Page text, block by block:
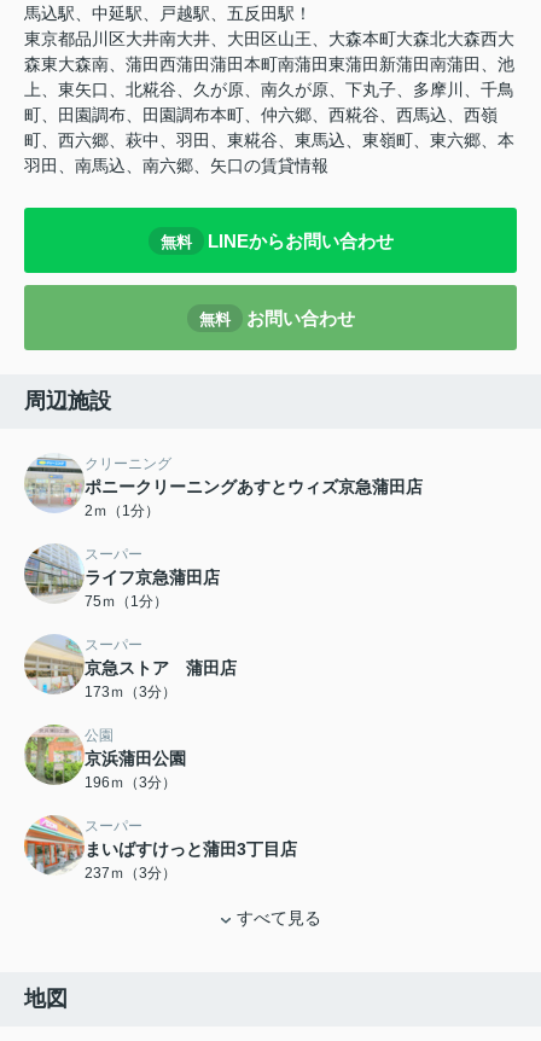
馬込駅、中延駅、戸越駅、五反田駅！
東京都品川区大井南大井、大田区山王、大森本町大森北大森西大
森東大森南、蒲田西蒲田蒲田本町南蒲田東蒲田新蒲田南蒲田、池
上、東矢口、北糀谷、久が原、南久が原、下丸子、多摩川、千鳥
町、田園調布、田園調布本町、仲六郷、西糀谷、西馬込、西嶺
町、西六郷、萩中、羽田、東糀谷、東馬込、東嶺町、東六郷、本
羽田、南馬込、南六郷、矢口の賃貸情報
無料 LINEからお問い合わせ
無料 お問い合わせ
周辺施設
クリーニング
ポニークリーニングあすとウィズ京急蒲田店
2ｍ（1分）
スーパー
ライフ京急蒲田店
75ｍ（1分）
スーパー
京急ストア 蒲田店
173ｍ（3分）
公園
京浜蒲田公園
196ｍ（3分）
スーパー
まいばすけっと蒲田3丁目店
237ｍ（3分）
すべて見る
地図